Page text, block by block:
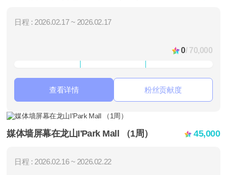
日程 : 2026.02.17 ~ 2026.02.17
0/ 70,000
查看详情 粉丝贡献度
媒体墙屏幕在龙山I'Park Mall （1周） 45,000
日程 : 2026.02.16 ~ 2026.02.22